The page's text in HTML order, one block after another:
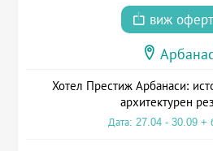
виж
Хотел Престиж Арбанаси:
архитектурен
Дата: 27.04 - 30.09 +